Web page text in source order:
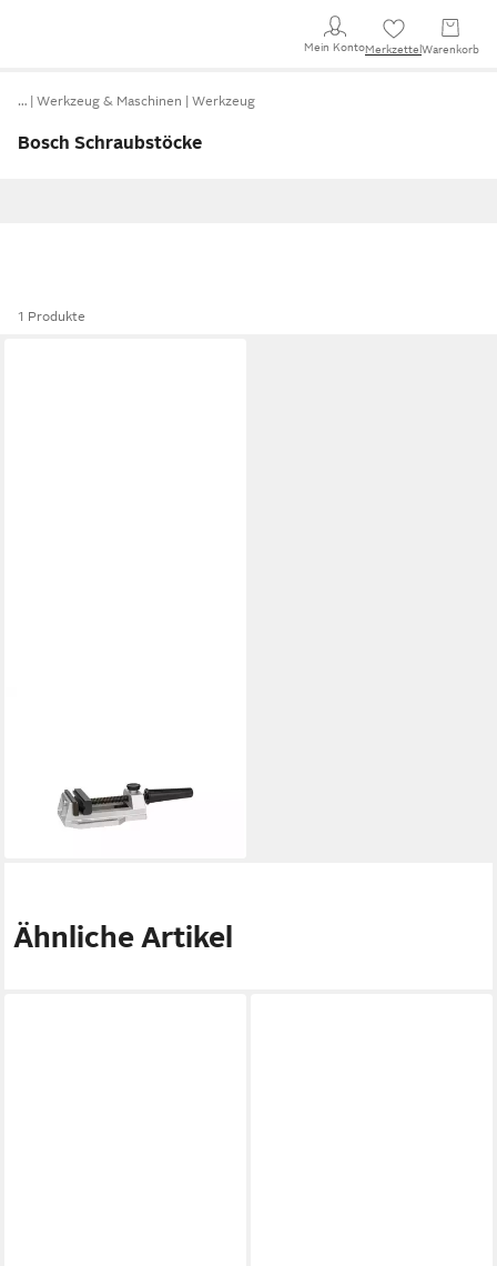
Mein KontoMerkzettel Warenkorb
… Werkzeug & Maschinen Werkzeug
Bosch Schraubstöcke
1 Produkte
80 95 mm 80 mm 80 mm
52,53 €
lieferbar - in 3-4 Werktagen bei dir
Ähnliche Artikel